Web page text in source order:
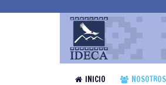
INICIO NOSOTROS